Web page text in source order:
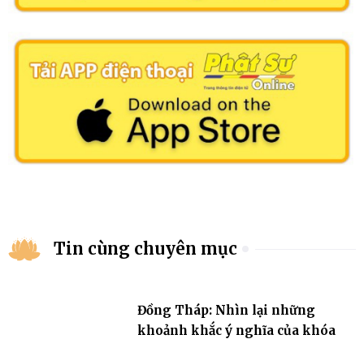
Tin cùng chuyên mục
Đồng Tháp: Nhìn lại những
khoảnh khắc ý nghĩa của khóa